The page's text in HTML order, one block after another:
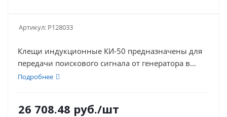
Артикул: Р128033
Клещи индукционные КИ-50 предназначены для
передачи поискового сигнала от генератора в
исследуемую коммуникацию без гальванической
Подробнее
26 708.48 руб./шт